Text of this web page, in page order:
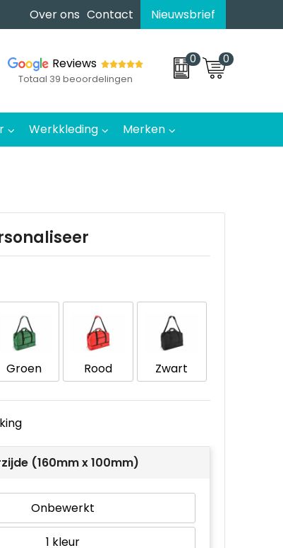
Over ons Contact Nieuwsbrief
Reviews
Totaal 39 beoordelingen
0 0
Werkkleding Merken
Groen Rood Zwart
(160mm x 100mm)
Onbewerkt
1